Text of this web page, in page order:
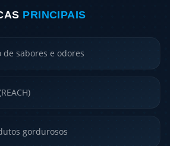
PRINCIPAIS
de sabores e odores
gordurosos